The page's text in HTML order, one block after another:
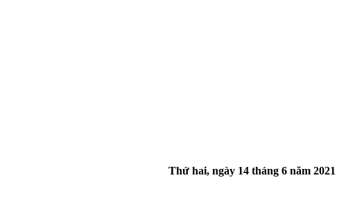
Thứ hai, ngày 14 tháng 6 năm 2021